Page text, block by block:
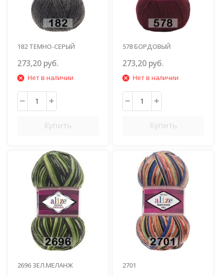
182 ТЕМНО-СЕРЫЙ
273,20 руб.
Нет в наличии
Купить
578 БОРДОВЫЙ
273,20 руб.
Нет в наличии
Купить
2696 ЗЕЛ.МЕЛАНЖ
2701